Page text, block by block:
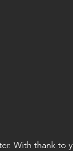
With thank to